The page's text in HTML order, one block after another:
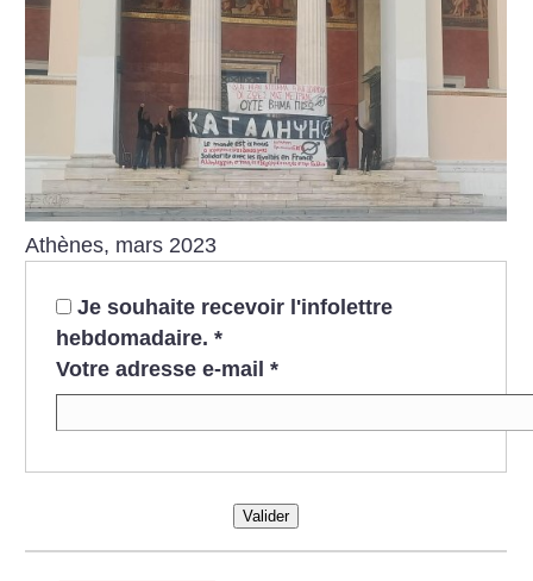
Athènes, mars 2023
Je souhaite recevoir l'infolettre
hebdomadaire. *
Votre adresse e-mail *
Valider